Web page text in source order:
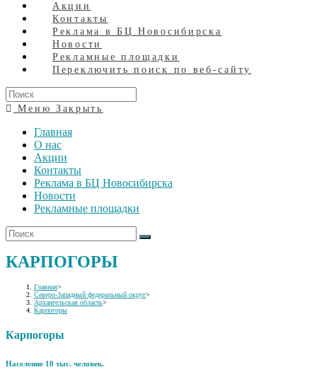
Акции
Контакты
Реклама в БЦ Новосибирска
Новости
Рекламные площадки
Переключить поиск по веб-сайту
Меню Закрыть
Главная
О нас
Акции
Контакты
Реклама в БЦ Новосибирска
Новости
Рекламные площадки
КАРПОГОРЫ
Главная>
Северо-Западный федеральный округ>
Архангельская область>
Карпогоры
Карпогоры
Население 10 тыс. человек.